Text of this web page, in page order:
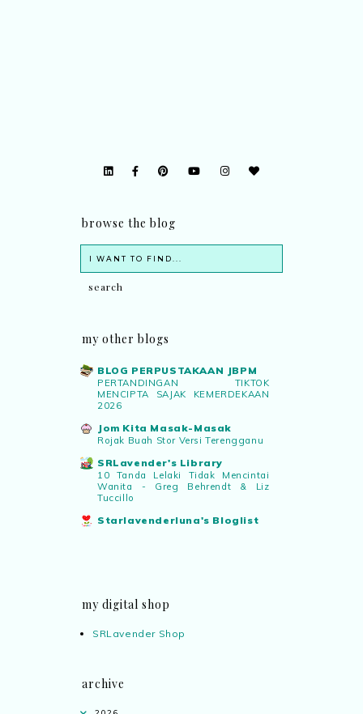
browse the blog
my other blogs
BLOG PERPUSTAKAAN JBPM
PERTANDINGAN TIKTOK
MENCIPTA SAJAK KEMERDEKAAN
2026
Jom Kita Masak-Masak
Rojak Buah Stor Versi Terengganu
SRLavender's Library
10 Tanda Lelaki Tidak Mencintai
Wanita - Greg Behrendt & Liz
Tuccillo
Starlavenderluna's Bloglist
my digital shop
SRLavender Shop
archive